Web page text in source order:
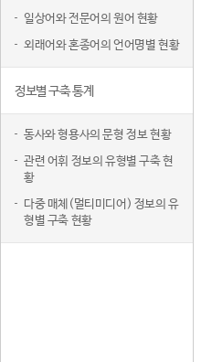
일상어와 전문어의 원어 현황
외래어와 혼종어의 언어명별 현황
정보별 구축 통계
동사와 형용사의 문형 정보 현황
관련 어휘 정보의 유형별 구축 현
황
다중 매체(멀티미디어) 정보의 유
형별 구축 현황